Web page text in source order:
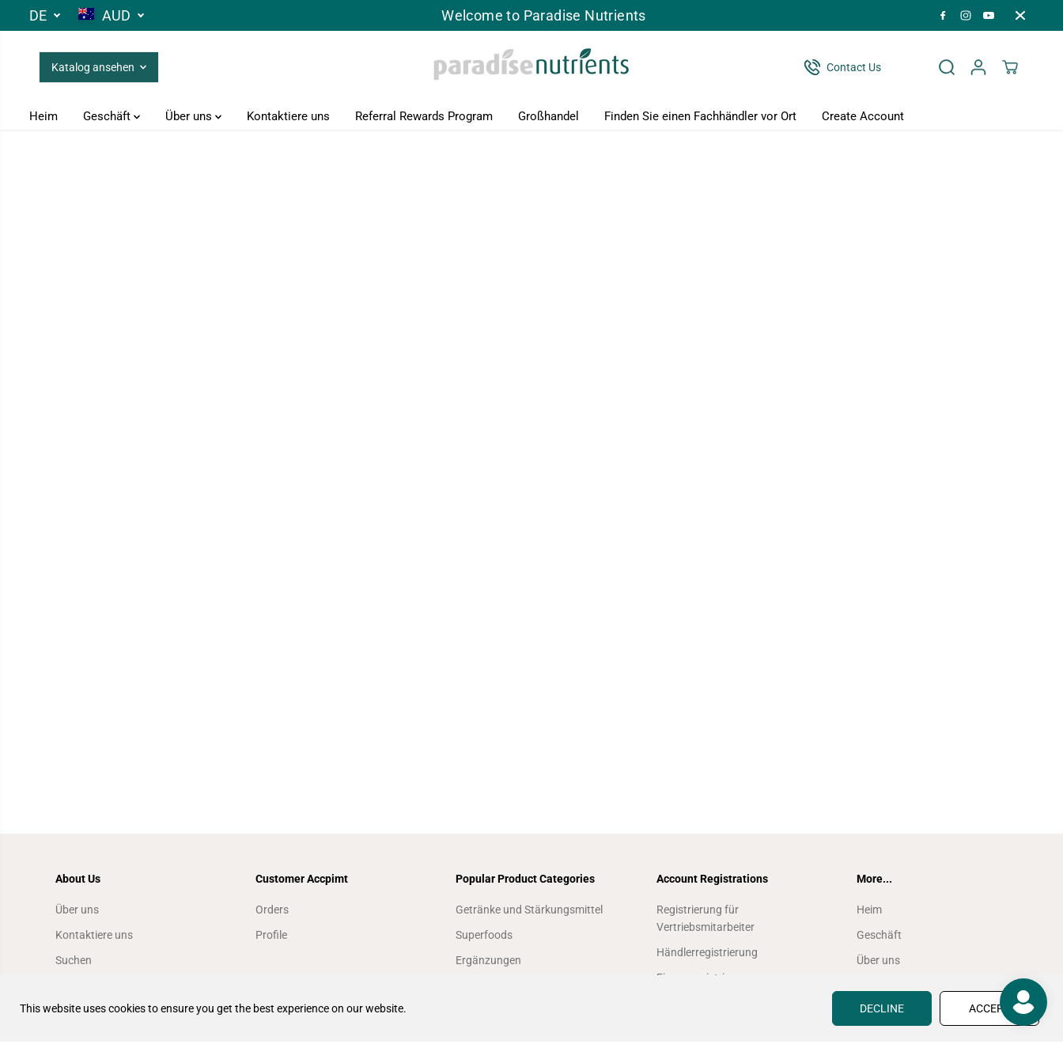
ZUM INHALT
SPRINGEN
DE AUD Welcome to Paradise Nutrients
Katalog ansehen Contact Us
Heim Geschäft Über uns Kontaktiere uns Referral Rewards Program Großhandel Finden Sie einen Fachhändler vor Ort Create Account
About Us
Über uns
Kontaktiere uns
Suchen
Customer Accpimt
Orders
Profile
Popular Product Categories
Getränke und Stärkungsmittel
Superfoods
Ergänzungen
Account Registrations
Registrierung für
Vertriebsmitarbeiter
Händlerregistrierung
Firmenregistrierung
More...
Heim
Geschäft
Über uns
Referral Rewards Program
This website uses cookies to ensure you get the best experience on our website. DECLINE ACCEPT